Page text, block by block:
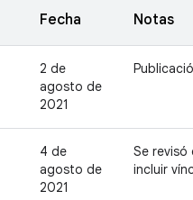
Fecha Notas
2 de
agosto de
2021
4 de
agosto de
2021
Se revisó
incluir